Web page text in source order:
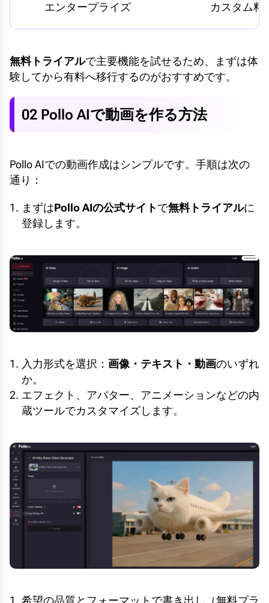
エンタープライズ カスタム料
無料トライアルで主要機能を試せるため、まずは体
験してから有料へ移行するのがおすすめです。
02 Pollo AIで動画を作る方法
Pollo AIでの動画作成はシンプルです。手順は次の
通り：
まずはPollo AIの公式サイトで無料トライアルに
登録します。
入力形式を選択： 画像・テキスト・動画のいずれ
か。
エフェクト、アバター、アニメーションなどの内
蔵ツールでカスタマイズします。